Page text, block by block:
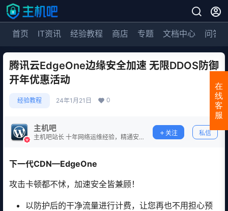
首页 IT资讯 经验教程 商店 专题 文档中心 问答
腾讯云EdgeOne边缘安全加速 无限DDOS防御
开年优惠活动
经验教程 24年1月21日 0
主机吧
主机吧站长 十年网络运维经验，精通安
关注 私信
下一代CDN—EdgeOne
攻击卡顿都不怵，加速安全皆兼顾！
以防护后的干净流量进行计费，让您再也不用担心预
在
线
客
服